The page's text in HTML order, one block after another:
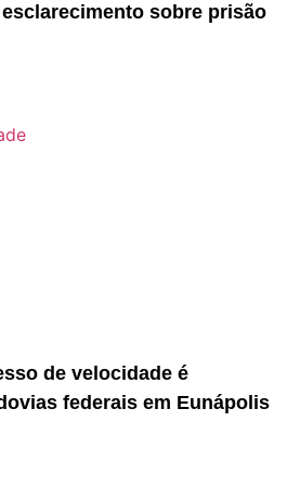
sobre prisão
de velocidade é
federais em Eunápolis